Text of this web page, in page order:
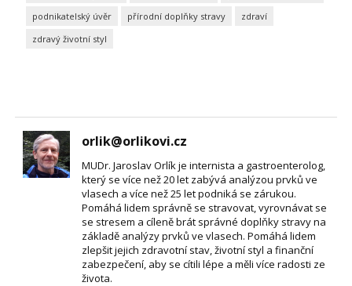
podnikatelský úvěr
přírodní doplňky stravy
zdraví
zdravý životní styl
orlik@orlikovi.cz
MUDr. Jaroslav Orlík je internista a gastroenterolog,
který se více než 20 let zabývá analýzou prvků ve
vlasech a více než 25 let podniká se zárukou.
Pomáhá lidem správně se stravovat, vyrovnávat se
se stresem a cíleně brát správné doplňky stravy na
základě analýzy prvků ve vlasech. Pomáhá lidem
zlepšit jejich zdravotní stav, životní styl a finanční
zabezpečení, aby se cítili lépe a měli více radosti ze
života.